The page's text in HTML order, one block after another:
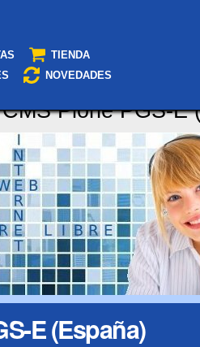
TIENDA
NOVEDADES
CMS Plone PGS-E
E (España)